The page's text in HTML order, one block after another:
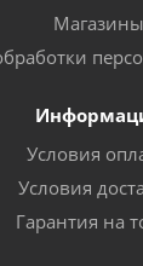
Магазины
Условия
Условия
Гарантия на